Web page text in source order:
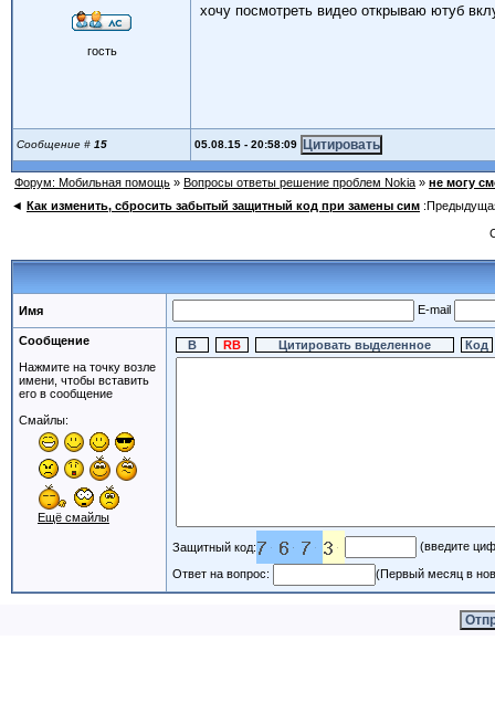
гость
хочу посмотреть видео открываю ютуб
Сообщение # 15 05.08.15 - 20:58:09
Форум: Мобильная помощь » Вопросы ответы решение проблем Nokia » не могу
◄ Как изменить, сбросить забытый защитный код при замены сим
Имя E-mail
Сообщение
Нажмите на точку возле
имени, чтобы вставить
его в сообщение
Смайлы:
Ещё смайлы
Защитный код: (введите
Ответ на вопрос: (Первый месяц в